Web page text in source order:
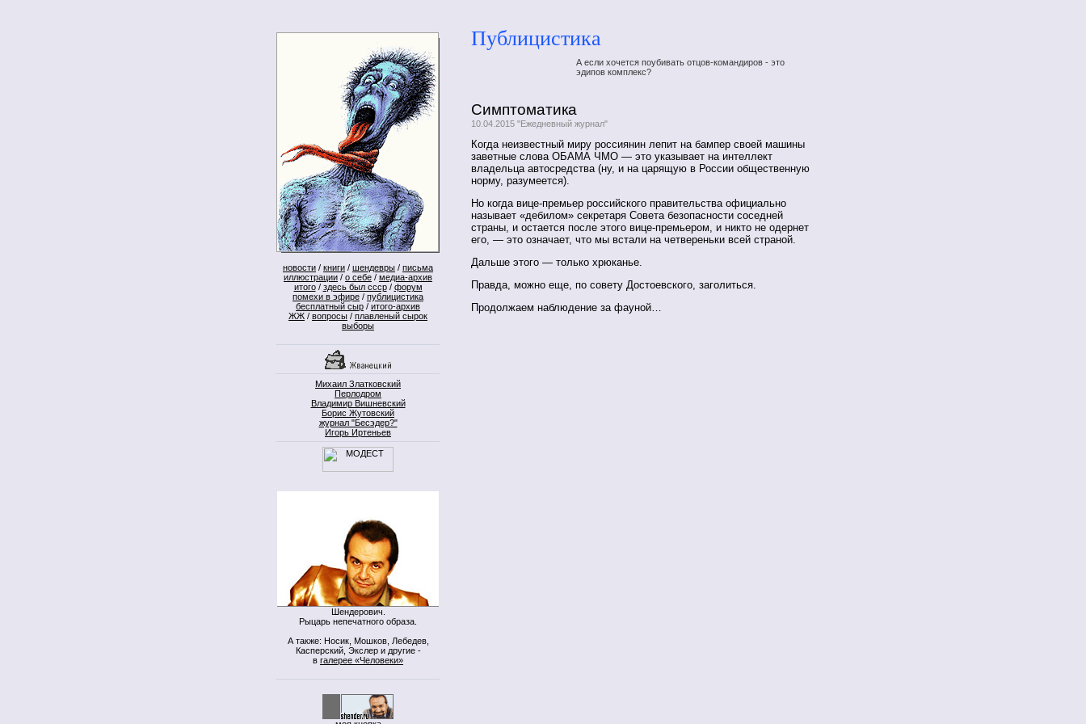
новости / книги / шендевры / письма
иллюстрации / о себе / медиа-архив
итого/ здесь был ссср/ форум
помехи в эфире / публицистика
бесплатный сыр / итого-архив
ЖЖ / вопросы / плавленый сырок
выборы
Михаил Златковский
Перлодром
Владимир Вишневский
Борис Жутовский
журнал "Бесэдер?"
Игорь Иртеньев
Шендерович.
Рыцарь непечатного образа.
А также: Носик, Мошков, Лебедев,
Касперский, Экслер и другие -
в галерее «Человеки»
Публицистика
А если хочется поубивать отцов-командиров - это
эдипов комплекс?
Симптоматика
10.04.2015 "Ежедневный журнал"
Когда неизвестный миру россиянин лепит на бампер своей машины
заветные слова ОБАМА ЧМО — это указывает на интеллект
владельца автосредства (ну, и на царящую в России общественную
норму, разумеется).
Но когда вице-премьер российского правительства официально
называет «дебилом» секретаря Совета безопасности соседней
страны, и остается после этого вице-премьером, и никто не одернет
его, — это означает, что мы встали на четвереньки всей страной.
Дальше этого — только хрюканье.
Правда, можно еще, по совету Достоевского, заголиться.
Продолжаем наблюдение за фауной…